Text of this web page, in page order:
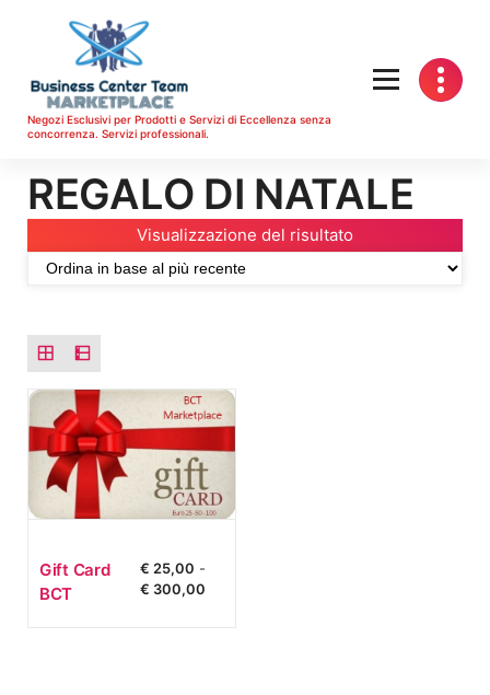
contenuto
Negozi Esclusivi per Prodotti e Servizi di Eccellenza senza
concorrenza. Servizi professionali.
REGALO DI NATALE
Visualizzazione del risultato
Gift Card
BCT
€ 25,00 -
€ 300,00Fascia